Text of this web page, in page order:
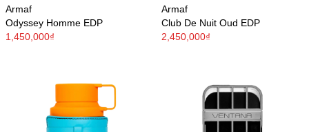
Armaf
Odyssey Homme EDP
1,450,000₫
Armaf
Club De Nuit Oud EDP
2,450,000₫